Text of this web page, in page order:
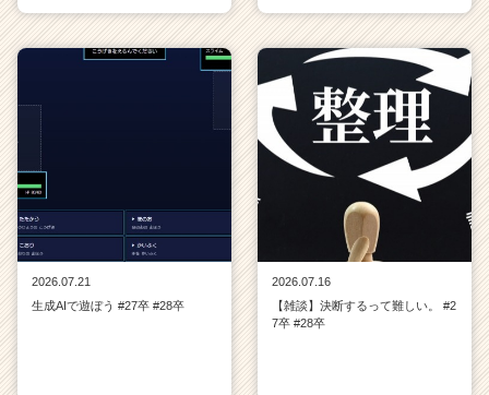
2026.07.21
生成AIで遊ぼう #27卒 #28卒
2026.07.16
【雑談】決断するって難しい。 #2
7卒 #28卒